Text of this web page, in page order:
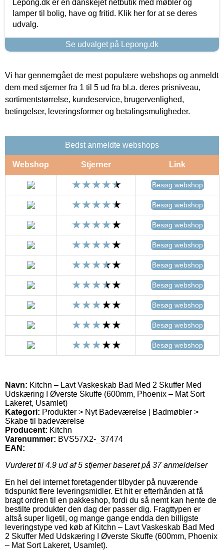
Lepong.dk er en danskejet netbutik med møbler og
lamper til bolig, have og fritid. Klik her for at se deres
udvalg.
Se udvalget på Lepong.dk
Vi har gennemgået de mest populære webshops og anmeldt
dem med stjerner fra 1 til 5 ud fra bl.a. deres prisniveau,
sortimentstørrelse, kundeservice, brugervenlighed,
betingelser, leveringsformer og betalingsmuligheder.
Bedst anmeldte webshops
Webshop Stjerner Link
Besøg webshop
Besøg webshop
Besøg webshop
Besøg webshop
Besøg webshop
Besøg webshop
Besøg webshop
Besøg webshop
Besøg webshop
Navn: Kitchn – Lavt Vaskeskab Bad Med 2 Skuffer Med
Udskæring I Øverste Skuffe (600mm, Phoenix – Mat Sort
Lakeret, Usamlet)
Kategori: Produkter > Nyt Badeværelse | Badmøbler >
Skabe til badeværelse
Producent: Kitchn
Varenummer: BVS57X2-_37474
EAN:
Vurderet til 4.9 ud af 5 stjerner baseret på 37anmeldelser
En hel del internet foretagender tilbyder på nuværende
tidspunkt flere leveringsmidler. Et hit er efterhånden at få
bragt ordren til en pakkeshop, fordi du så nemt kan hente de
bestilte produkter den dag der passer dig. Fragttypen er
altså super ligetil, og mange gange endda den billigste
leveringstype ved køb af Kitchn – Lavt Vaskeskab Bad Med
2 Skuffer Med Udskæring I Øverste Skuffe (600mm, Phoenix
– Mat Sort Lakeret, Usamlet).